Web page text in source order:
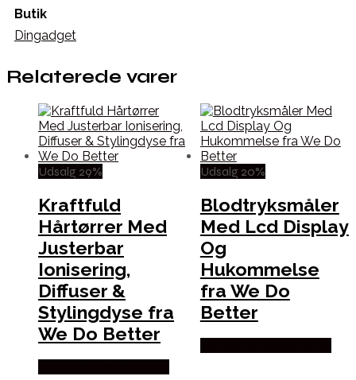
Butik
Dingadget
Relaterede varer
Udsalg 29%
Kraftfuld
Hårtørrer Med
Justerbar
Ionisering,
Diffuser &
Stylingdyse fra
We Do Better
Udsalg 20%
Blodtryksmåler
Med Lcd Display
Og
Hukommelse
fra We Do
Better